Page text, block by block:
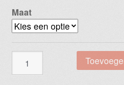
Maat
wijde